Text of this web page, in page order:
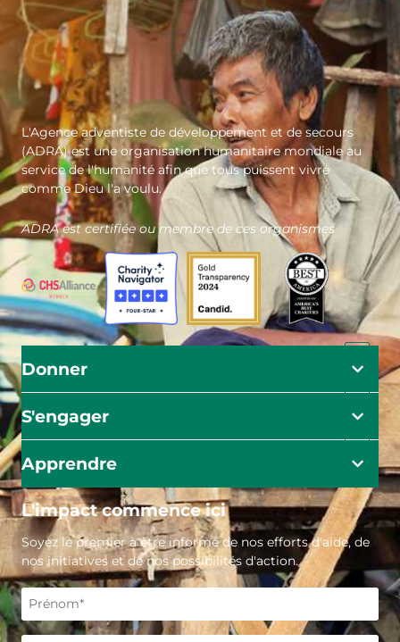
L'Agence adventiste de développement et de secours
(ADRA) est une organisation humanitaire mondiale au
service de l'humanité afin que tous puissent vivre
comme Dieu l'a voulu.
ADRA est certifiée ou membre de ces organismes
Donner
S'engager
Apprendre
L'impact commence ici
Soyez le premier à être informé de nos efforts d'aide, de
nos initiatives et de nos possibilités d'action.